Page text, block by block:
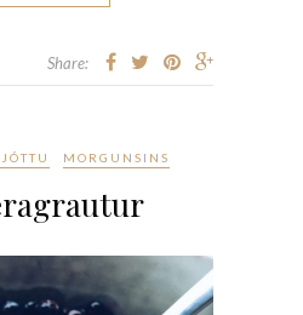
Share:
MORGUNSINS